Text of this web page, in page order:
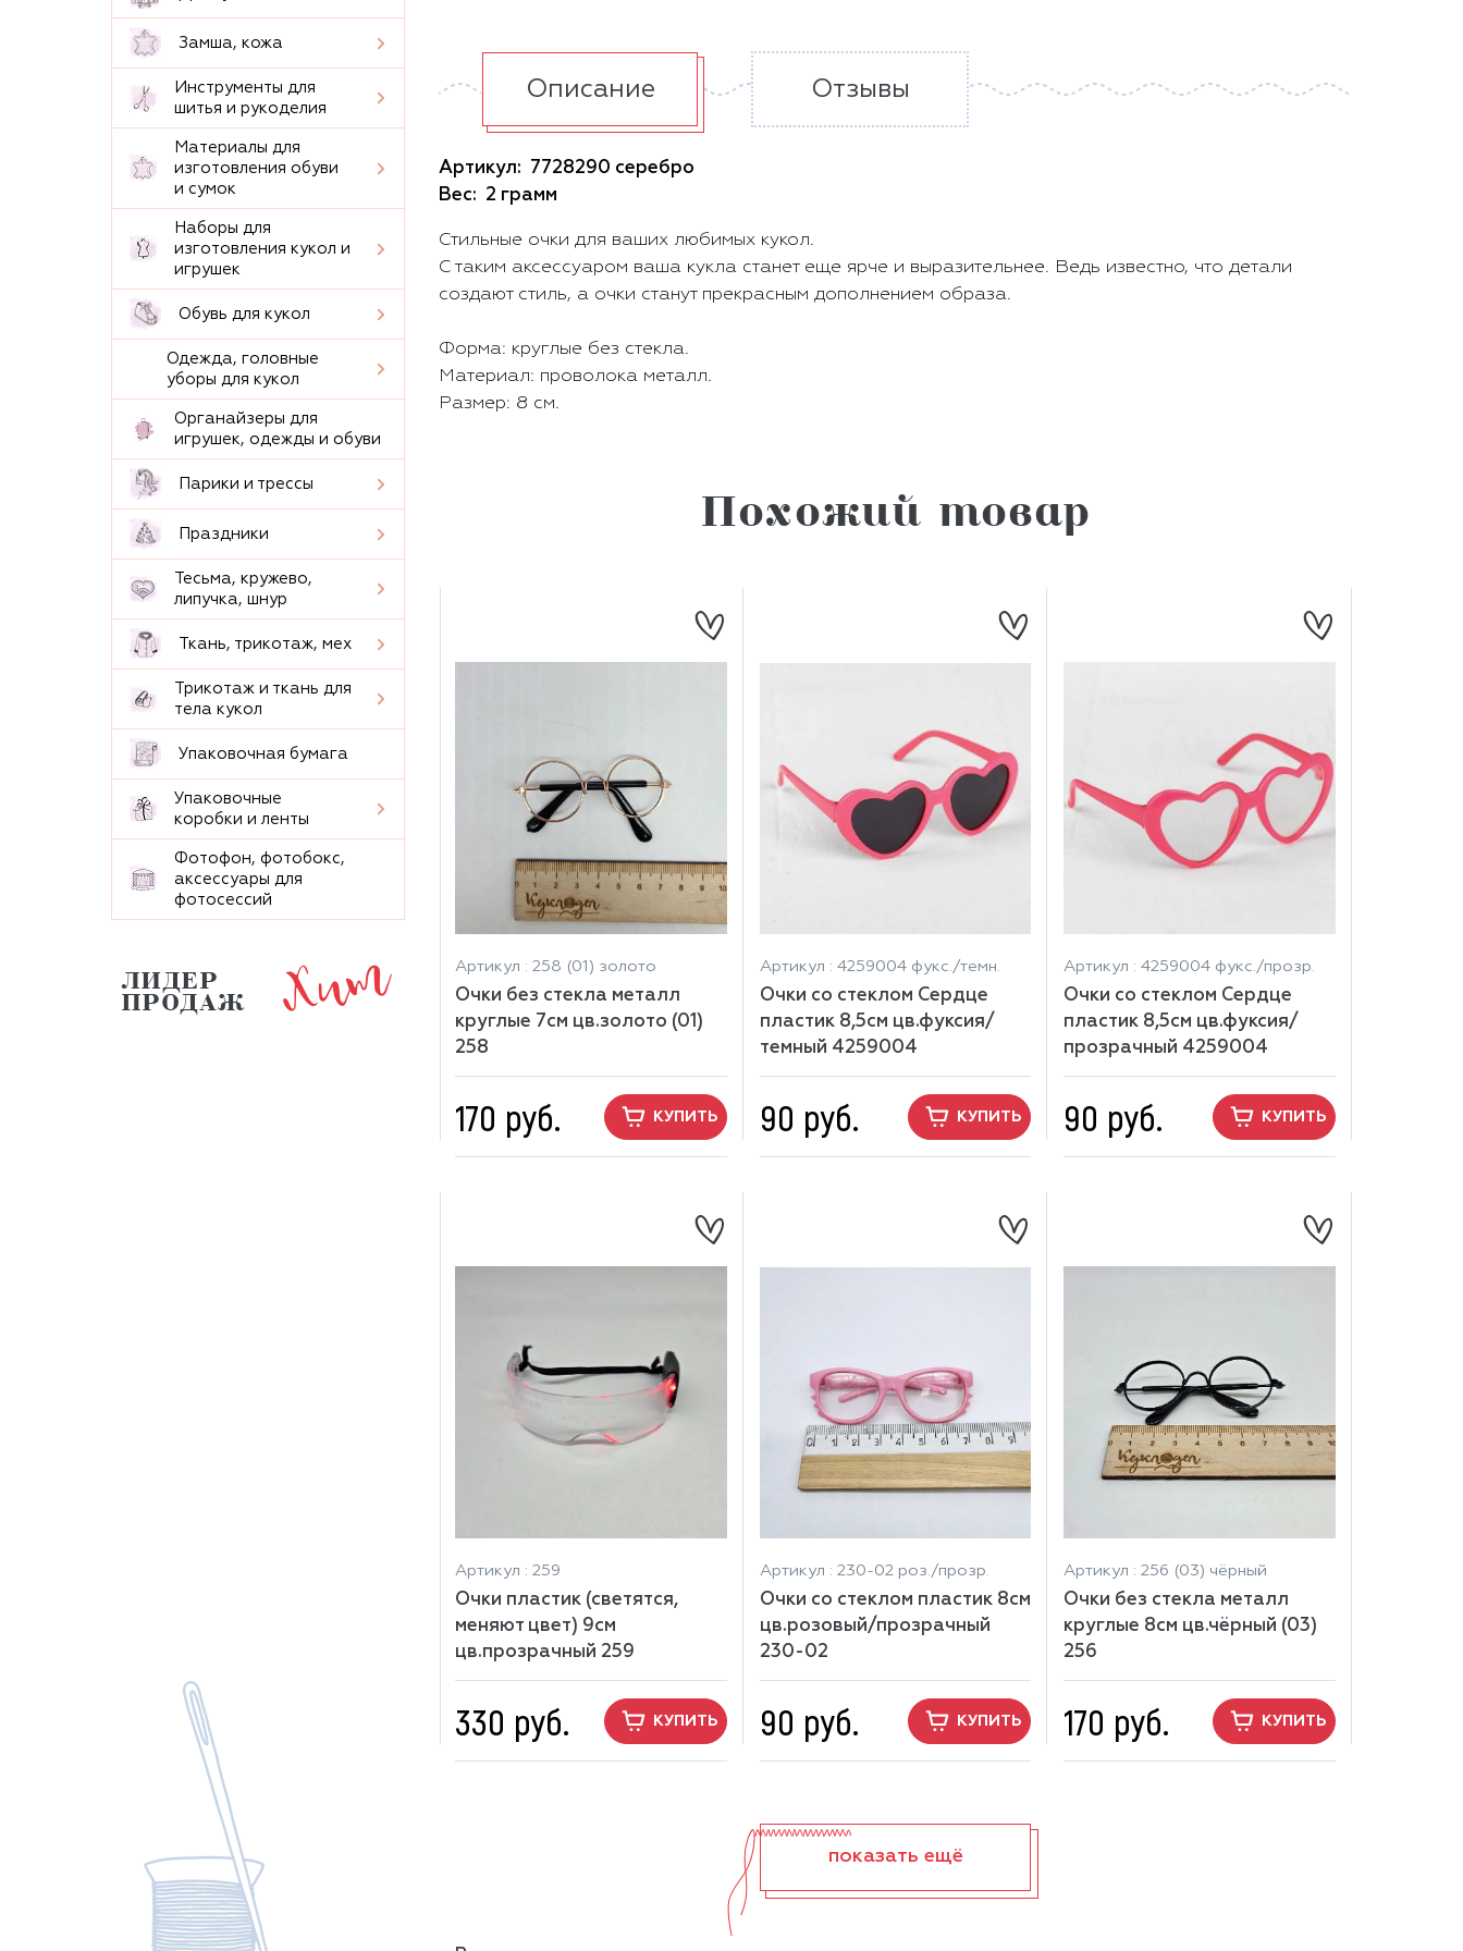
Описание Отзывы
Артикул:
7728290 серебро
Вес: 2 грамм
Стильные очки для ваших любимых кукол.
С таким аксессуаром ваша кукла станет еще ярче и выразительнее. Ведь известно, что детали
создают стиль, а очки станут прекрасным дополнением образа.
Форма: круглые без стекла.
Материал: проволока металл.
Размер: 8 см.
Похожий товар
Артикул : 258 (01) золото
Очки без стекла металл
круглые 7см цв.золото (01)
258
170 руб. КУПИТЬ
Артикул : 4259004 фукс./темн.
Очки со стеклом Сердце
пластик 8,5см цв.фуксия/
темный 4259004
90 руб. КУПИТЬ
Артикул : 4259004 фукс./прозр.
Очки со стеклом Сердце
пластик 8,5см цв.фуксия/
прозрачный 4259004
90 руб. КУПИТЬ
Артикул : 259
Очки пластик (светятся,
меняют цвет) 9см
цв.прозрачный 259
330 руб. КУПИТЬ
Артикул : 230-02 роз./прозр.
Очки со стеклом пластик 8см
цв.розовый/прозрачный
230-02
90 руб. КУПИТЬ
Артикул : 256 (03) чёрный
Очки без стекла металл
круглые 8см цв.чёрный (03)
256
170 руб. КУПИТЬ
показать ещё
Замша, кожа
Инструменты для
шитья и рукоделия
Материалы для
изготовления обуви
и сумок
Наборы для
изготовления кукол и
игрушек
Обувь для кукол
Одежда, головные
уборы для кукол
Органайзеры для
игрушек, одежды и обуви
Парики и трессы
Праздники
Тесьма, кружево,
липучка, шнур
Ткань, трикотаж, мех
Трикотаж и ткань для
тела кукол
Упаковочная бумага
Упаковочные
коробки и ленты
Фотофон, фотобокс,
аксессуары для
фотосессий
ЛИДЕР
ПРОДАЖ
Хит